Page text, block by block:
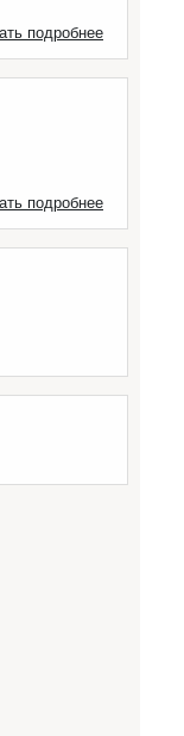
подробнее
подробнее